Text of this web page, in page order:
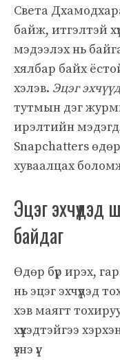
Света
байж, итгэлтэй
мэдээлэх нь
хялбар байх
хэлэв. Эцэг эхчүүд
тутмын дэг
ирэлтийн
Snapchatters
хуваалцах
Эцэг
байдаг
Өдөр бүр ирэх,
нь эцэг эхчүүдэд
хэв маягт
хүүхэдтэйгээ
үзнэ үү.